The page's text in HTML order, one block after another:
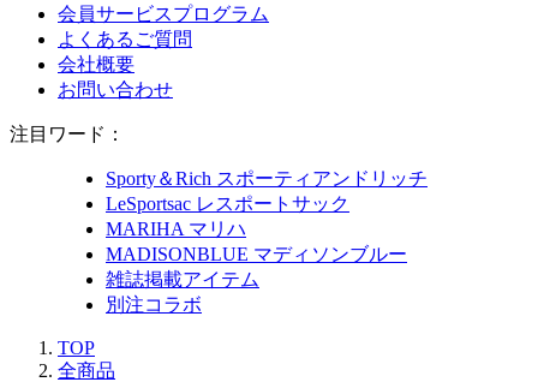
会員サービスプログラム
よくあるご質問
会社概要
お問い合わせ
注目ワード：
Sporty＆Rich スポーティアンドリッチ
LeSportsac レスポートサック
MARIHA マリハ
MADISONBLUE マディソンブルー
雑誌掲載アイテム
別注コラボ
TOP
全商品